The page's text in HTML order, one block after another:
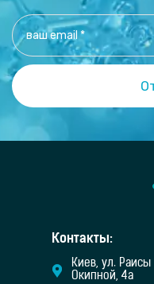
Контакты:
Киев, ул. Раисы
Окипной, 4а